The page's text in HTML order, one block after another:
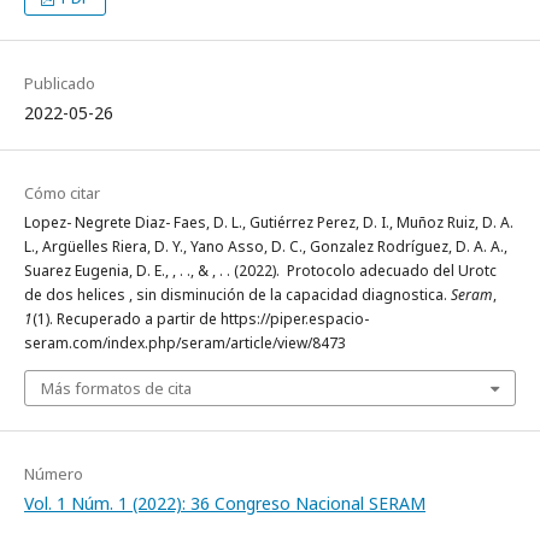
Publicado
2022-05-26
Cómo citar
Lopez- Negrete Diaz- Faes, D. L., Gutiérrez Perez, D. I., Muñoz Ruiz, D. A.
L., Argüelles Riera, D. Y., Yano Asso, D. C., Gonzalez Rodríguez, D. A. A.,
Suarez Eugenia, D. E., , . ., & , . . (2022). Protocolo adecuado del Urotc
de dos helices , sin disminución de la capacidad diagnostica. Seram,
1(1). Recuperado a partir de https://piper.espacio-
seram.com/index.php/seram/article/view/8473
Más formatos de cita
Número
Vol. 1 Núm. 1 (2022): 36 Congreso Nacional SERAM